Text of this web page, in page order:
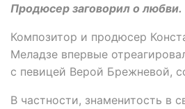
Продюсер заговорил о любви.
Композитор и продюсер
Меладзе впервые
с певицей Верой Брежневой,
В частности, знаменитость в